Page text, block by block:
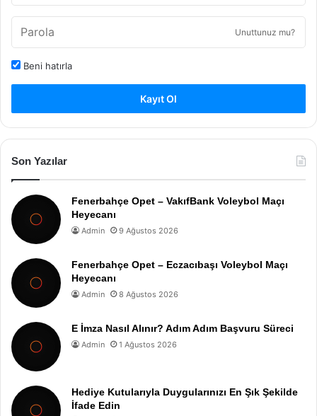
Unuttunuz mu?
Beni hatırla
Kayıt Ol
Son Yazılar
Fenerbahçe Opet – VakıfBank Voleybol Maçı
Heyecanı
Admin 9 Ağustos 2026
Fenerbahçe Opet – Eczacıbaşı Voleybol Maçı
Heyecanı
Admin 8 Ağustos 2026
E İmza Nasıl Alınır? Adım Adım Başvuru Süreci
Admin 1 Ağustos 2026
Hediye Kutularıyla Duygularınızı En Şık Şekilde
İfade Edin